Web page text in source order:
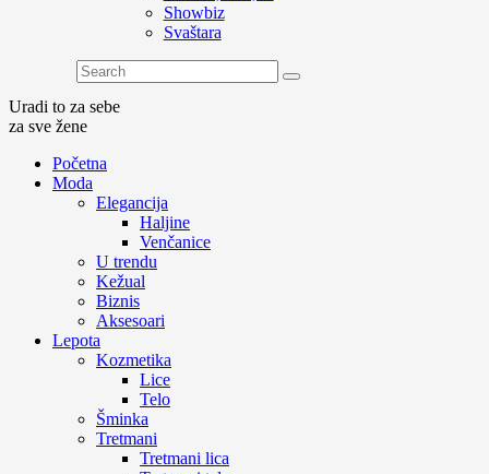
Showbiz
Svaštara
Uradi to za sebe
za sve žene
Početna
Moda
Elegancija
Haljine
Venčanice
U trendu
Kežual
Biznis
Aksesoari
Lepota
Kozmetika
Lice
Telo
Šminka
Tretmani
Tretmani lica